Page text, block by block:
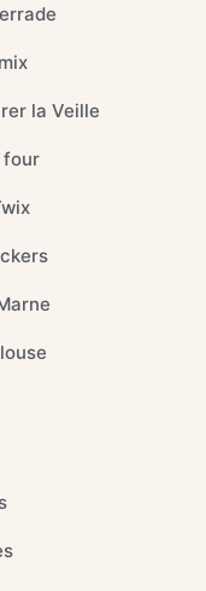
la Veille
four